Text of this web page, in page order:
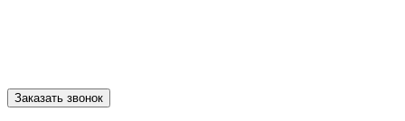
Заказать звонок